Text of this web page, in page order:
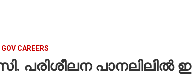
GOV CAREERS
പരിശീലന പാനലിലിൽ